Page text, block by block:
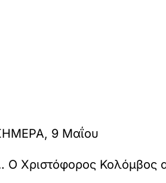
9 Μαΐου
Ο Χριστόφορος Κολόμβος